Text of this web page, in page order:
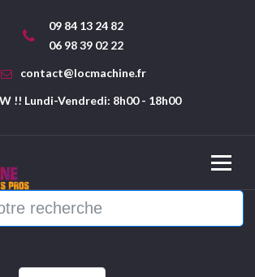
09 84 13 24 82
06 98 39 02 22
contact@locmachine.fr
!! Lundi-Vendredi: 8h00 - 18h00